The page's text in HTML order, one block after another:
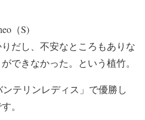
（S)
だし、不安なところもありな
できなかった。という植竹。
テリンレディス」で優勝し
。